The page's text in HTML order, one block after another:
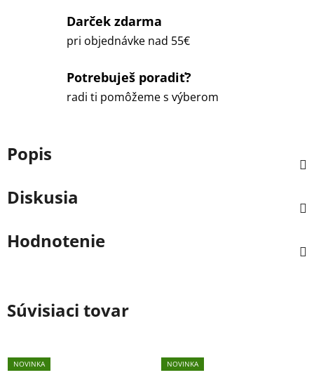
Darček zdarma
pri objednávke nad 55€
Potrebuješ poradiť?
radi ti pomôžeme s výberom
Popis
Diskusia
Hodnotenie
Súvisiaci tovar
NOVINKA NOVINKA